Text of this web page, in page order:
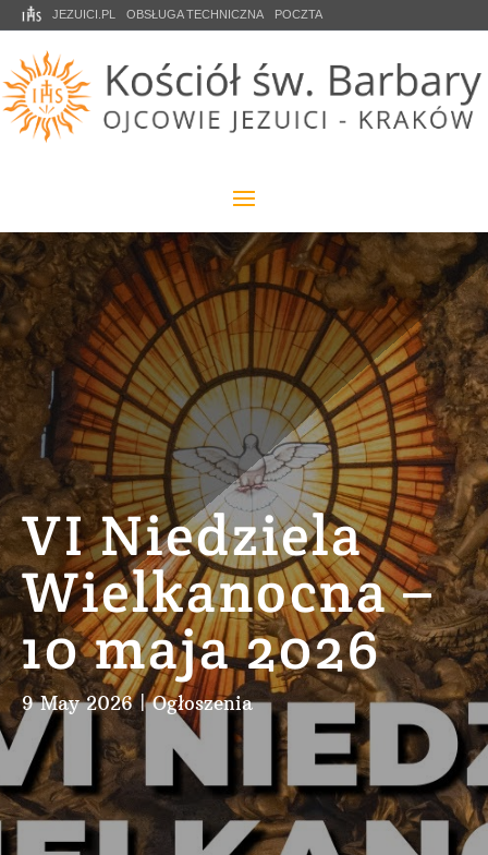
VI Niedziela
Wielkanocna –
10 maja 2026
9 May 2026|Ogłoszenia
JEZUICI.PL OBSŁUGA TECHNICZNA POCZTA